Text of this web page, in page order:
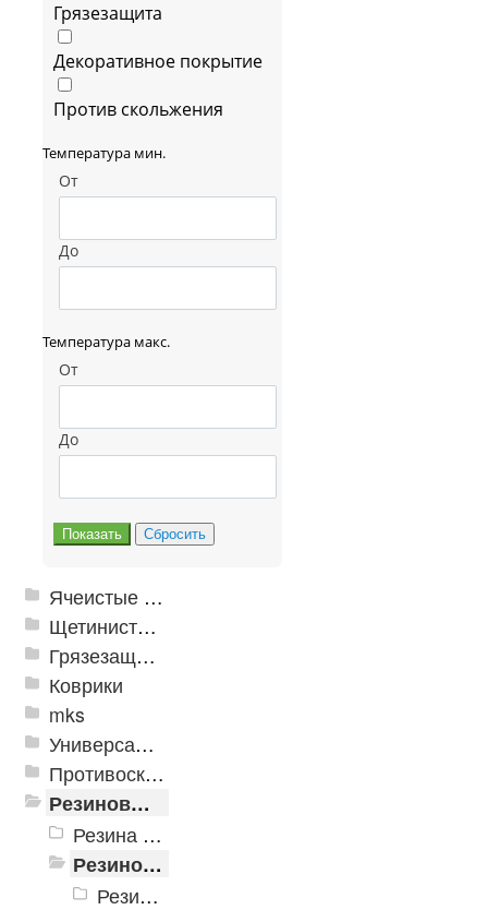
Грязезащита
Декоративное покрытие
Против скольжения
Температура мин.
От
До
Температура макс.
От
До
Ячеистые грязезащитные покрытия
Щетинистые покрытия
Грязезащитные, влаговпитывающие покрытия
Коврики
mks
Универсальные модульные покрытия
Противоскользящая защита для лестниц, профили, ленты
Резиновые и ПВХ дорожки
Резина в рулонах «Автодорога»
Резиновые дорожки (Китай)
Резиновые дорожки (Китай), Рифленка черная